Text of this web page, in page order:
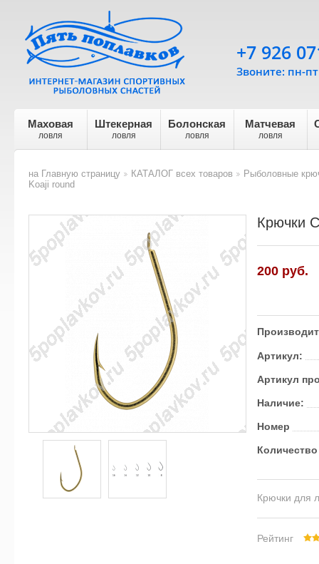
Маховая
ловля
Штекерная
ловля
Болонская
ловля
Матчевая
ловля
+7 926
Звоните: пн-
на Главную страницу
КАТАЛОГ всех товаров
Рыболовные
Koaji round
Крючки
200 руб.
Артикул:
Артикул
Наличие:
Номер
Крючки для
Рейтинг